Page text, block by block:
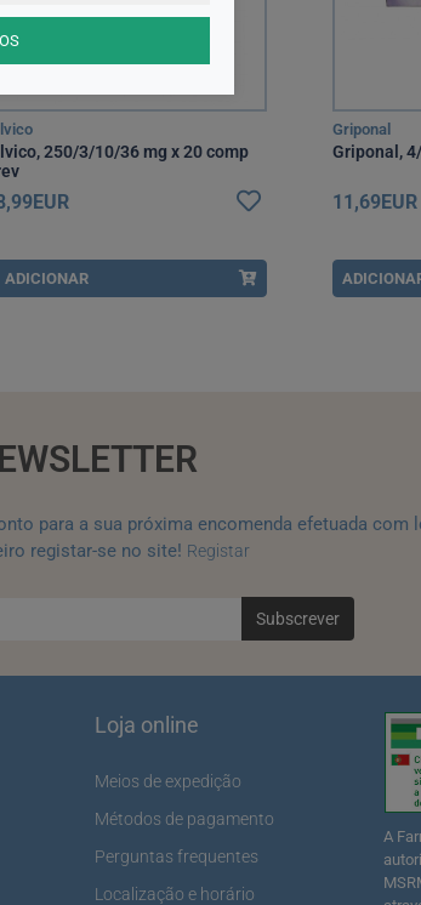
250/3/10/36 mg x 20 comp
ADICIONAR
Griponal
Griponal,
11,69EUR
para a sua próxima encomenda efetuada com
registar-se no site! Registar
Subscrever
Loja online
Meios de expedição
Métodos de pagamento
Perguntas frequentes
Localização e horário
A